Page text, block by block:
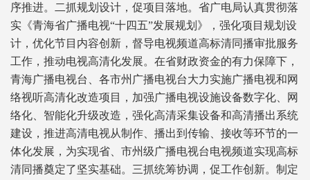
序推进。二抓规划设计，促项目落地。省广电局认真贯彻落
实《青海省广播电视“十四五”发展规划》，强化项目规划设
计，优化节目内容创新，督导电视频道高标清同播审批服务
工作，推动电视高清化发展。在省财政资金的有力保障下，
青海广播电视台、各市州广播电视台大力实施广播电视和网
络视听高清化改造项目，加强广播电视设施设备数字化、网
络化、智能化升级改造，强化高清采集设备和高清播出系统
建设，推进高清电视从制作、播出到传输、接收等环节的一
体化发展，为实现省、市州级广播电视台电视频道实现高标
清同播奠定了坚实基础。三抓统筹协调，促工作创新。制定